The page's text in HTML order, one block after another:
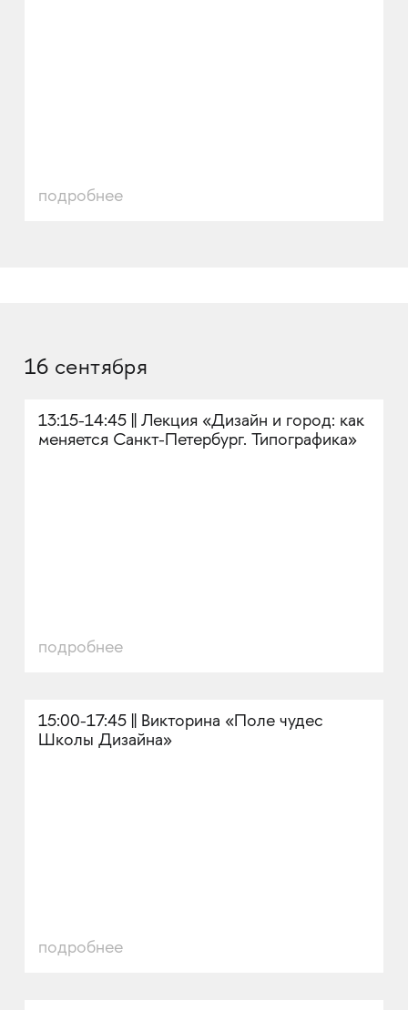
подробнее
16 сентября
13:15-14:45 || Лекция «Дизайн и город: как
меняется Санкт-Петербург. Типографика»
подробнее
15:00-17:45 || Викторина «Поле чудес
Школы Дизайна»
подробнее